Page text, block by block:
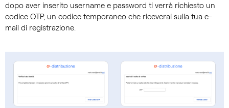
dopo aver inserito username e password ti verrà richiesto un
codice OTP, un codice temporaneo che riceverai sulla tua e-
mail di registrazione.